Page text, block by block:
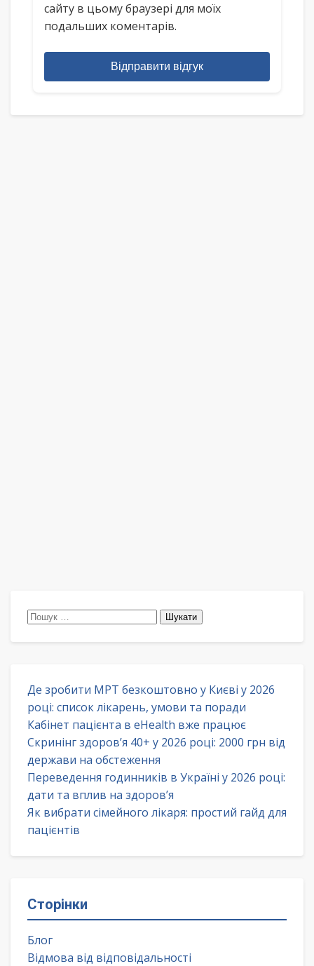
сайту в цьому браузері для моїх
подальших коментарів.
Відправити відгук
Пошук:
Де зробити МРТ безкоштовно у Києві у 2026
році: список лікарень, умови та поради
Кабінет пацієнта в eHealth вже працює
Скринінг здоров’я 40+ у 2026 році: 2000 грн від
держави на обстеження
Переведення годинників в Україні у 2026 році:
дати та вплив на здоров’я
Як вибрати сімейного лікаря: простий гайд для
пацієнтів
Сторінки
Блог
Відмова від відповідальності